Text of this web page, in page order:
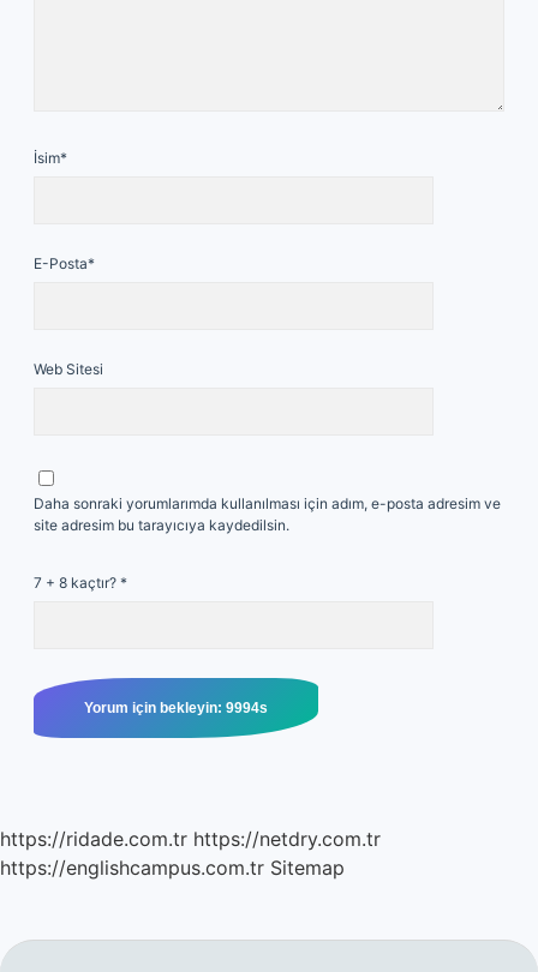
İsim*
E-Posta*
Web Sitesi
Daha sonraki yorumlarımda kullanılması için adım, e-posta adresim ve
site adresim bu tarayıcıya kaydedilsin.
7 + 8 kaçtır? *
https://ridade.com.tr https://netdry.com.tr
https://englishcampus.com.tr Sitemap